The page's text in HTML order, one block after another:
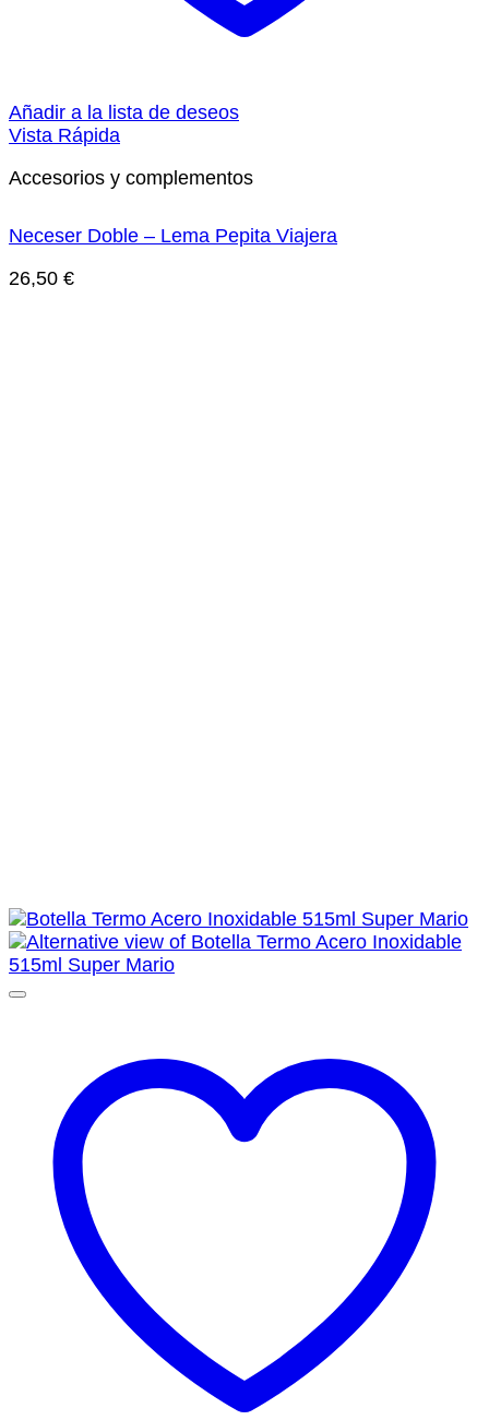
Añadir a la lista de deseos
Vista Rápida
Accesorios y complementos
Neceser Doble – Lema Pepita Viajera
26,50 €